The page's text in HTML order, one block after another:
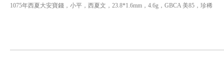
1075年西夏大安寶錢，小平，西夏文，23.8*1.6mm，4.6g，GBCA 美85，珍稀